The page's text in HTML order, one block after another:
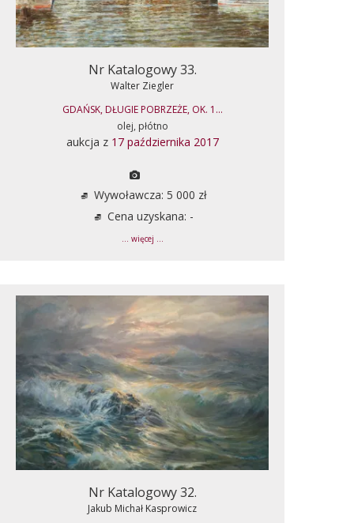
Nr Katalogowy 33.
Walter Ziegler
GDAŃSK, DŁUGIE POBRZEŻE, OK. 1...
olej, płótno
aukcja z 17 października 2017
Wywoławcza: 5 000 zł
Cena uzyskana: -
... więcej ...
Nr Katalogowy 32.
Jakub Michał Kasprowicz